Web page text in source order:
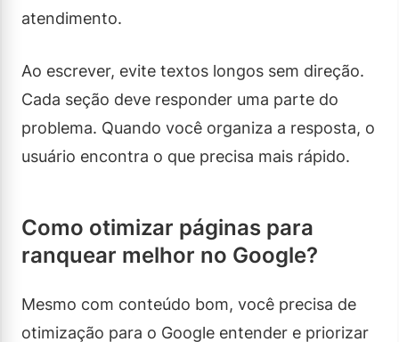
atendimento.
Ao escrever, evite textos longos sem direção.
Cada seção deve responder uma parte do
problema. Quando você organiza a resposta, o
usuário encontra o que precisa mais rápido.
Como otimizar páginas para
ranquear melhor no Google?
Mesmo com conteúdo bom, você precisa de
otimização para o Google entender e priorizar